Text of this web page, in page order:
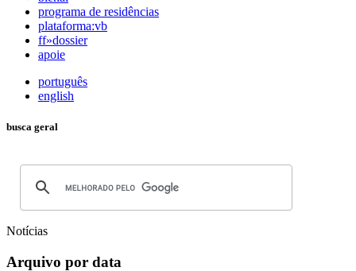
programa de residências
plataforma:vb
ff»dossier
apoie
português
english
busca geral
Notícias
Arquivo por data